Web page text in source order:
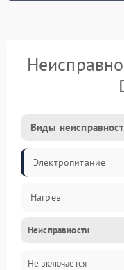
Виды
Электропитание
Нагрев
Неисправности
Не включается